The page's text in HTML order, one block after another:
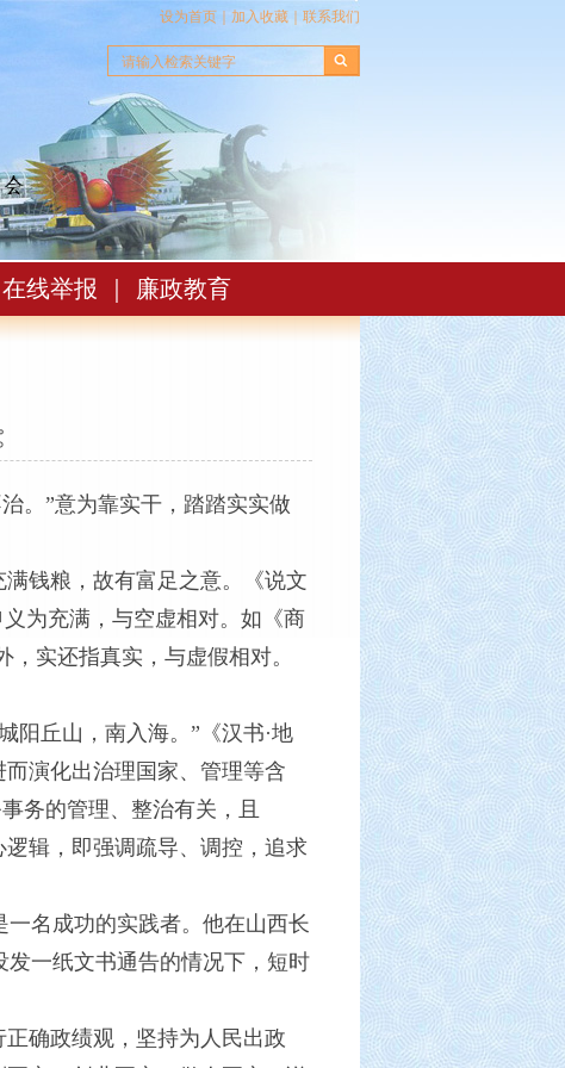
设为首页 加入收藏 联系我们
在线举报 廉政教育
。”意为靠实干，踏踏实实做
钱粮，故有富足之意。《说文
为充满，与空虚相对。如《商
实还指真实，与虚假相对。
阳丘山，南入海。”《汉书·地
演化出治理国家、管理等含
务的管理、整治有关，且
辑，即强调疏导、调控，追求
名成功的实践者。他在山西长
一纸文书通告的情况下，短时
确政绩观，坚持为人民出政